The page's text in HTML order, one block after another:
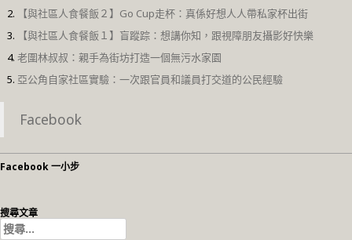
【與社區人食餐飯２】Go Cup走杯：真係好想人人帶私家杯出街
【與社區人食餐飯１】盲蹤踪：想講你知，跟視障朋友攝影好快樂
老圍林叔叔：親手為街坊打造一個無污水家園
亞公角自家社區實驗：一次跟官員和議員打交道的公民經驗
Facebook
Facebook 一小步
搜尋文章
搜